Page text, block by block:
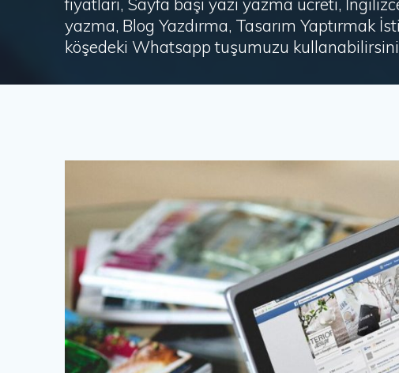
yazma, Blog Yazdırma, Tasarım Yaptırmak
köşedeki Whatsapp tuşumuzu